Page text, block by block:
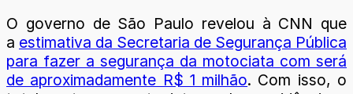
O governo de São Paulo revelou à CNN que
a estimativa da Secretaria de Segurança Pública
para fazer a segurança da motociata com será
de aproximadamente R$ 1 milhão. Com isso, o